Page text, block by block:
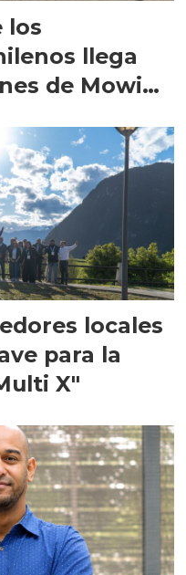
los
llega
de Mowi
locales
para la
X"